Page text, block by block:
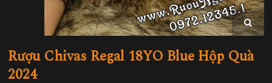
Rượu Chivas Regal 18YO Blue Hộp Quà
2024